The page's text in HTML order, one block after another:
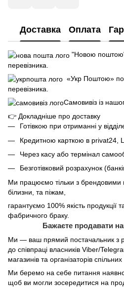
Доставка Оплата
"Новою
перевізника.
«Укр Поштою» по
перевізника.
Самовивіз із
👉 Докладніше про доставку
Готівкою при отриманні у
Кредитною карткою в privat24,
Через касу або термінал
Безготівковий розрахунок
Ми працюємо тільки з брендовими
білизни, та піжам,
гарантуємо 100% якість продукції
фабричного браку.
Бажаєте продавати
Ми — ваш прямий постачальник з
до співпраці власників Viber/
магазинів та організаторів спільних
Ми беремо на себе питання
щоб ви могли зосередитися на